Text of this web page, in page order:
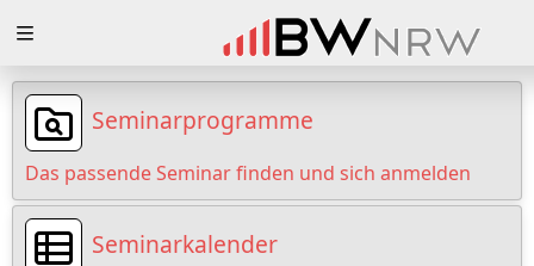
Loading
Loading
Loading
Seminarprogramme
Das passende Seminar finden und sich anmelden
Seminarkalender